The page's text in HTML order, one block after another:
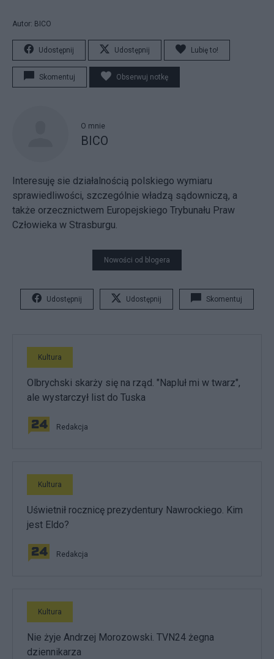
Autor: BICO
Udostępnij Udostępnij Lubię to!
Skomentuj Obserwuj notkę
O mnie
BICO
Interesuję sie działalnością polskiego wymiaru
sprawiedliwości, szczególnie władzą sądowniczą, a
także orzecznictwem Europejskiego Trybunału Praw
Człowieka w Strasburgu.
Nowości od blogera
Udostępnij Udostępnij Skomentuj
Kultura
Olbrychski skarży się na rząd. "Napluł mi w twarz",
ale wystarczył list do Tuska
Redakcja
Kultura
Uświetnił rocznicę prezydentury Nawrockiego. Kim
jest Eldo?
Redakcja
Kultura
Nie żyje Andrzej Morozowski. TVN24 żegna
dziennikarza